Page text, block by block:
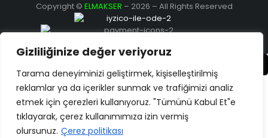
Gizliliğinize değer veriyoruz
Tarama deneyiminizi geliştirmek, kişiselleştirilmiş
reklamlar ya da içerikler sunmak ve trafiğimizi analiz
etmek için çerezleri kullanıyoruz. "Tümünü Kabul Et"e
tıklayarak, çerez kullanımımıza izin vermiş
olursunuz. Çerez politikası
Copyright © ELMAKSER – 2026 – All Rights Reserved